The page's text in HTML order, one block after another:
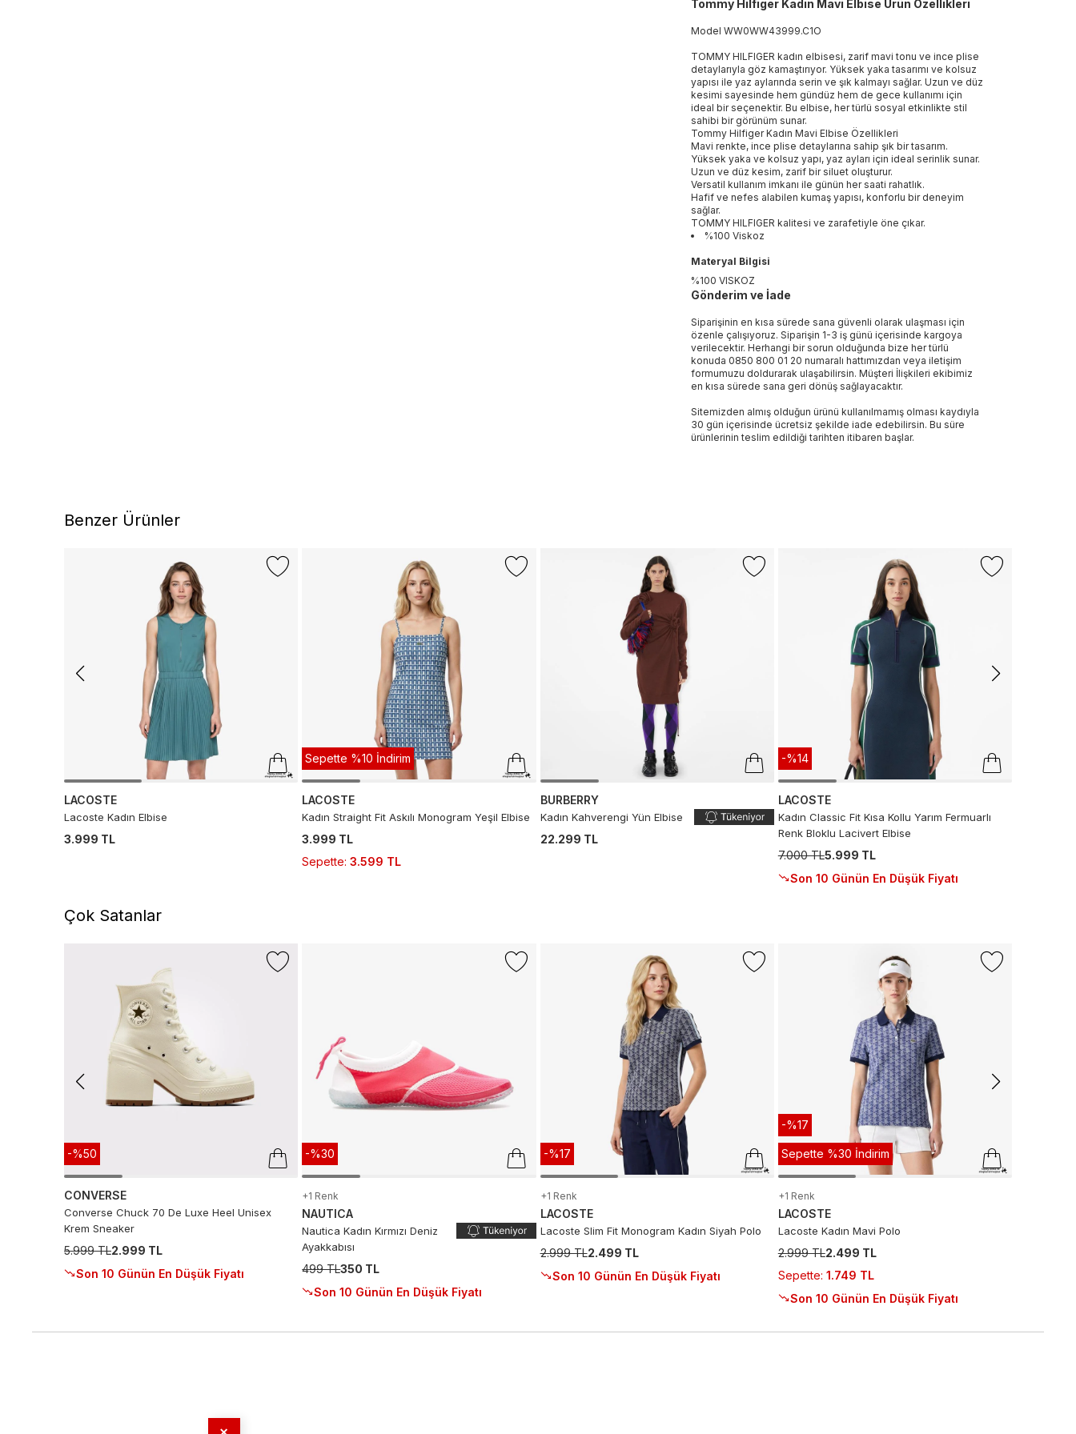
Tommy Hilfiger Kadın Mavi Elbise Ürün Özellikleri
ModelWW0WW43999.C1O
TOMMY HILFIGER kadın elbisesi, zarif mavi tonu ve ince plise
detaylarıyla göz kamaştırıyor. Yüksek yaka tasarımı ve kolsuz
yapısı ile yaz aylarında serin ve şık kalmayı sağlar. Uzun ve düz
kesimi sayesinde hem gündüz hem de gece kullanımı için
ideal bir seçenektir. Bu elbise, her türlü sosyal etkinlikte stil
sahibi bir görünüm sunar.
Tommy Hilfiger Kadın Mavi Elbise Özellikleri
Mavi renkte, ince plise detaylarına sahip şık bir tasarım.
Yüksek yaka ve kolsuz yapı, yaz ayları için ideal serinlik sunar.
Uzun ve düz kesim, zarif bir siluet oluşturur.
Versatil kullanım imkanı ile günün her saati rahatlık.
Hafif ve nefes alabilen kumaş yapısı, konforlu bir deneyim
sağlar.
TOMMY HILFIGER kalitesi ve zarafetiyle öne çıkar.
%100 Viskoz
Materyal Bilgisi
%100 VISKOZ
Gönderim ve İade
Siparişinin en kısa sürede sana güvenli olarak ulaşması için
özenle çalışıyoruz. Siparişin 1-3 iş günü içerisinde kargoya
verilecektir. Herhangi bir sorun olduğunda bize her türlü
konuda 0850 800 01 20 numaralı hattımızdan veya iletişim
formumuzu doldurarak ulaşabilirsin. Müşteri İlişkileri ekibimiz
en kısa sürede sana geri dönüş sağlayacaktır.
Sitemizden almış olduğun ürünü kullanılmamış olması kaydıyla
30 gün içerisinde ücretsiz şekilde iade edebilirsin. Bu süre
ürünlerinin teslim edildiği tarihten itibaren başlar.
Benzer Ürünler
LACOSTE
Lacoste Kadın Elbise
3.999 TL
Sepette %10 İndirim
LACOSTE
Kadın Straight Fit Askılı Monogram Yeşil Elbise
3.999 TL
Sepette: 3.599 TL
BURBERRY
Kadın Kahverengi Yün Elbise
22.299 TL
-%14
LACOSTE
Kadın Classic Fit Kısa Kollu Yarım Fermuarlı
Renk Bloklu Lacivert Elbise
7.000 TL5.999 TL
Son 10 Günün En Düşük Fiyatı
Çok Satanlar
-%50
CONVERSE
Converse Chuck 70 De Luxe Heel Unisex
Krem Sneaker
5.999 TL2.999 TL
Son 10 Günün En Düşük Fiyatı
-%30
+1 Renk
NAUTICA
Nautica Kadın Kırmızı Deniz
Ayakkabısı
499 TL350 TL
Son 10 Günün En Düşük Fiyatı
-%17
+1 Renk
LACOSTE
Lacoste Slim Fit Monogram Kadın Siyah Polo
2.999 TL2.499 TL
Son 10 Günün En Düşük Fiyatı
-%17
Sepette %30 İndirim
+1 Renk
LACOSTE
Lacoste Kadın Mavi Polo
2.999 TL2.499 TL
Sepette: 1.749 TL
Son 10 Günün En Düşük Fiyatı